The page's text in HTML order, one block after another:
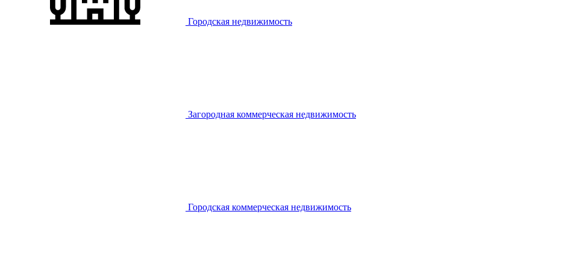
Городская недвижимость
Загородная коммерческая недвижимость
Городская коммерческая недвижимость